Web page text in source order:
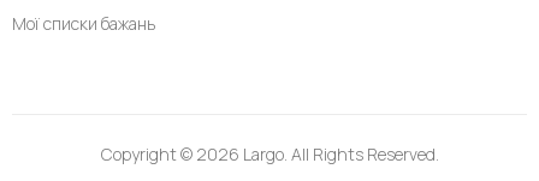
Мої списки бажань
Copyright © 2026 Largo. All Rights Reserved.